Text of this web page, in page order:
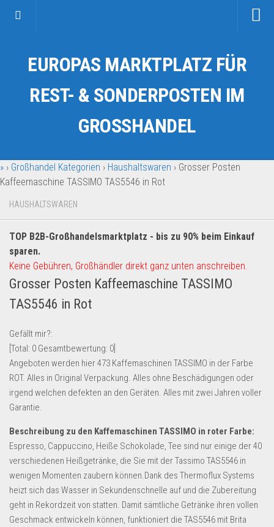
Kategorien
Auto & Motorrad
Fahrzeuge & Transport
Garten & Werkzeug
Geschäft, Büro & Schreibwaren
Geschenkartikel
Handy und Smartphone
Kosmetik & Pflege
Lebensmittel & Getränke
Multimedia & Elektro
Münzen
Spielzeug & Games
Sport & Freizeit
Uhren & Schmuck
Wohnen & Einrichten
Restposten-Angebote
Restposten für Privatpersonen
eBay Restposten kaufen
EUROPAS MARKTPLATZ FÜR
REST- & SONDERPOSTEN IM
GROSSHANDEL
» › Großhandel Kategorien › Haushaltswaren › Grosser Posten
Kaffeemaschine TASSIMO TAS5546 in Rot
HAUSHALTSWAREN
TOP B2B-Großhandelsmarktplatz - bis zu 90% beim Einkauf
sparen.
Keine Gebühren, Großhändler direkt ganz unten anschreiben.
Grosser Posten Kaffeemaschine TASSIMO
TAS5546 in Rot
Gefällt mir?:
[Total: 0 Gesamtbewertung: 0
Angeboten werden hier 473 Kaffemaschinen TASSIMO in der Farbe
ROT. Alles in Original Verpackung. Alles ohne Beschädigungen oder
irgend welchen defekten an den Geräten. Alles mit zwei Jahren voller
Garantie.
Beschreibung zu den Kaffemaschinen TASSIMO in roter Farbe:
Espresso, Cappuccino, Heiße Schokolade, Tee sind nur einige der 40
verschiedenen Heißgetränke, die Sie mit der Tassimo TAS5546 in
wenigen Momenten zaubern können.Dank des Thermoflux Systems
heizt sich das Wasser in Sekundenschnelle auf und die Zubereitung
geht in Rekordzeit von statten. Damit sämtliche Getränke ihren vollen
Geschmack entwickeln können, funktioniert die TAS5546 mit Brita